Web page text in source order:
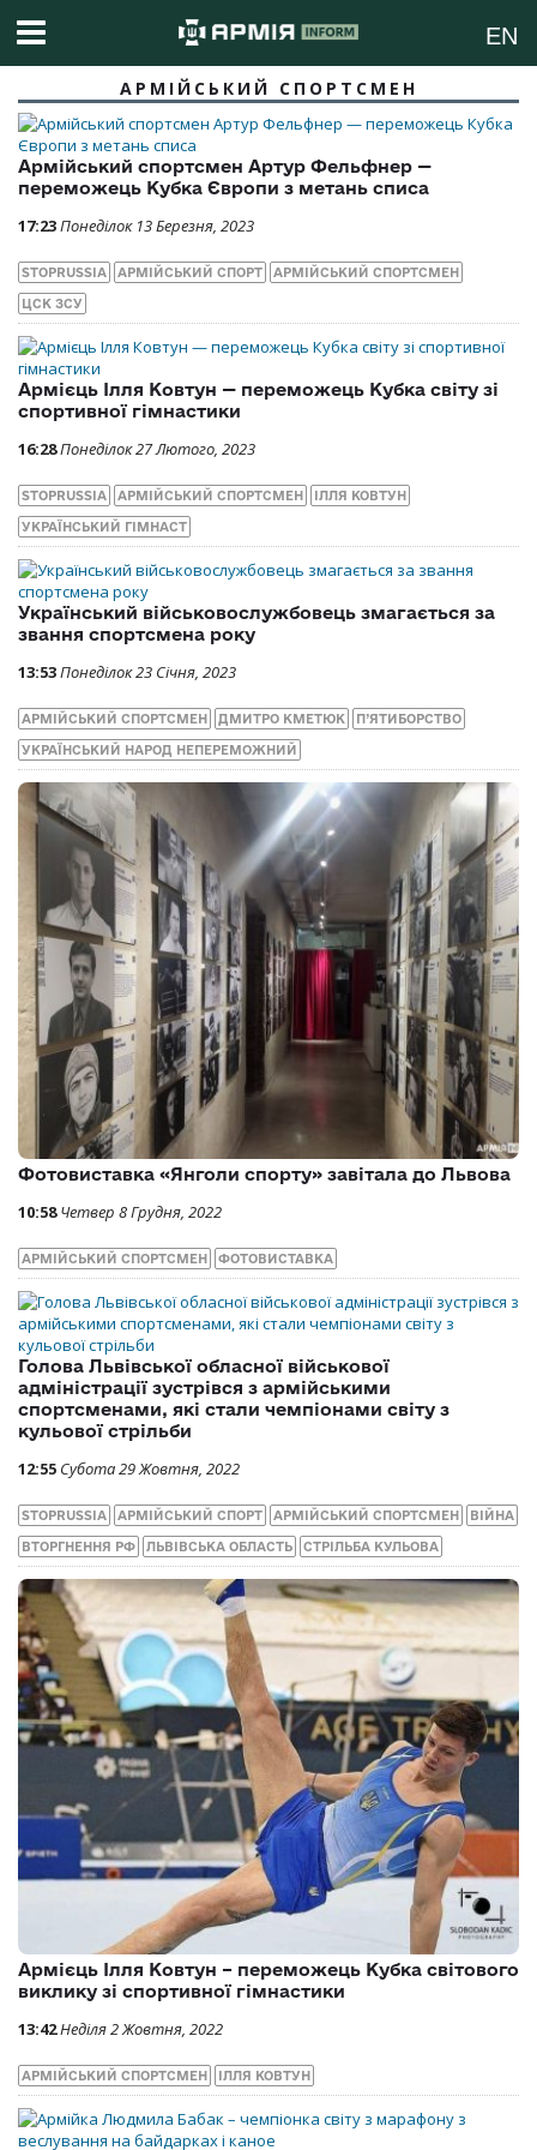
EN
АРМІЙСЬКИЙ СПОРТСМЕН
Армійський спортсмен Артур Фельфнер —
переможець Кубка Європи з метань списа
17:23Понеділок 13 Березня, 2023
STOPRUSSIA АРМІЙСЬКИЙ СПОРТ АРМІЙСЬКИЙ СПОРТСМЕН
ЦСК ЗСУ
Армієць Ілля Ковтун — переможець Кубка світу зі
спортивної гімнастики
16:28Понеділок 27 Лютого, 2023
STOPRUSSIA АРМІЙСЬКИЙ СПОРТСМЕН ІЛЛЯ КОВТУН
УКРАЇНСЬКИЙ ГІМНАСТ
Український військовослужбовець змагається за
звання спортсмена року
13:53Понеділок 23 Січня, 2023
АРМІЙСЬКИЙ СПОРТСМЕН ДМИТРО КМЕТЮК П’ЯТИБОРСТВО
УКРАЇНСЬКИЙ НАРОД НЕПЕРЕМОЖНИЙ
Фотовиставка «Янголи спорту» завітала до Львова
10:58 Четвер 8 Грудня, 2022
АРМІЙСЬКИЙ СПОРТСМЕН ФОТОВИСТАВКА
Голова Львівської обласної військової
адміністрації зустрівся з армійськими
спортсменами, які стали чемпіонами світу з
кульової стрільби
12:55 Субота 29 Жовтня, 2022
STOPRUSSIA АРМІЙСЬКИЙ СПОРТ АРМІЙСЬКИЙ СПОРТСМЕН ВІЙНА
ВТОРГНЕННЯ РФ ЛЬВІВСЬКА ОБЛАСТЬ СТРІЛЬБА КУЛЬОВА
Армієць Ілля Ковтун – переможець Кубка світового
виклику зі спортивної гімнастики
13:42Неділя 2 Жовтня, 2022
АРМІЙСЬКИЙ СПОРТСМЕН ІЛЛЯ КОВТУН